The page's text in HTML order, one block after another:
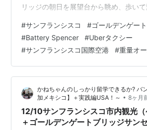
リッジの朝日を展望台から眺め、歩い
ンズに自分で勝手に名前つけました！）
を聞いてみました。 ゴールデンゲート
ダウンタウン方向へ渡るのは、サンフ
を最も感じられる体験。おすすめ展望
所要時間（目安） 🌉 歩行の基本ルー
ート👉 G…
#サンフランシスコ #ゴールデンゲー
#Battery Spencer #Uberタクシー
#サンフランシスコ国際空港 #重量オ
かねちゃんのしっかり留学できるか? バ
加メキシコ】＋実践編USA！～ • 8ヶ月
12/10サンフランシスコ市内観光
＋ゴールデンゲートブリッジサン